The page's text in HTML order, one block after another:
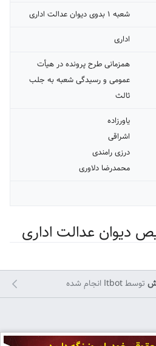
شعبه ۱ بدوی دیوان عدالت اداری
اداری
همزمانی طرح پرونده در هیأت
عمومی و رسیدگی شعبه به جلب
ثالث
یاورزاده
اشراقی
درزی رامندی
محمدرضا دلاوری
دیوان عدالت اداری
توسطItbot انجام شده